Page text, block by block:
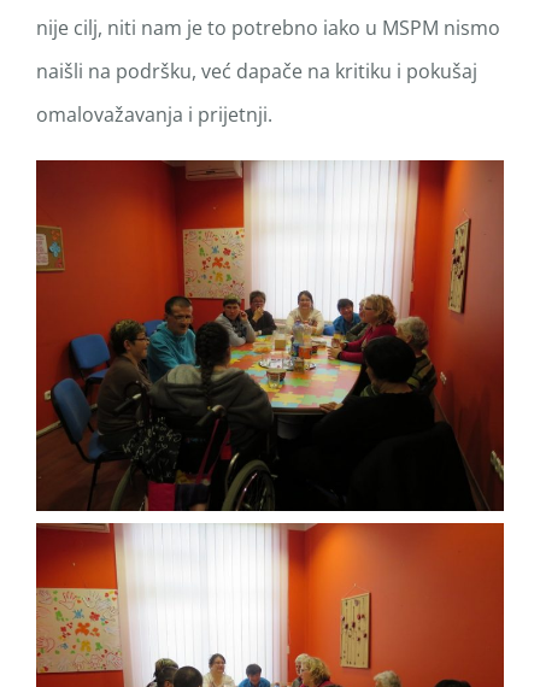
nije cilj, niti nam je to potrebno iako u MSPM nismo
naišli na podršku, već dapače na kritiku i pokušaj
omalovažavanja i prijetnji.